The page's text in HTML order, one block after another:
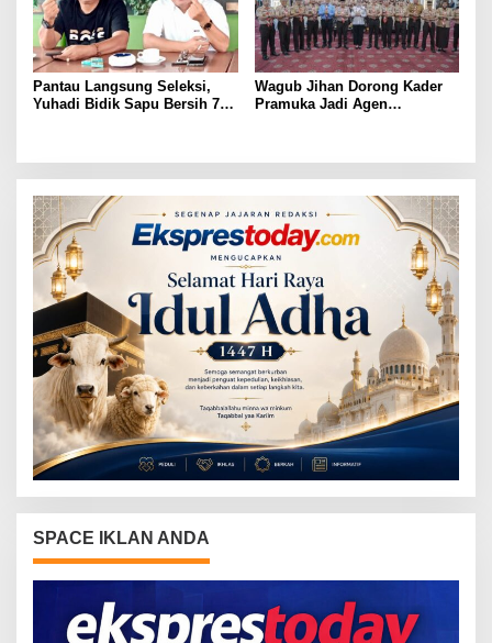
Pantau Langsung Seleksi,
Yuhadi Bidik Sapu Bersih 7
Wagub Jihan Dorong Kader
Pramuka Jadi Agen
SPACE IKLAN ANDA